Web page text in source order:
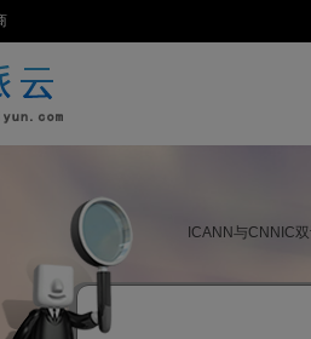
ICANN与CNNIC